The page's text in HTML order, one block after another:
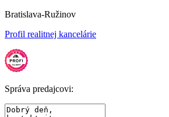
Bratislava-Ružinov
Profil realitnej kancelárie
Správa predajcovi: